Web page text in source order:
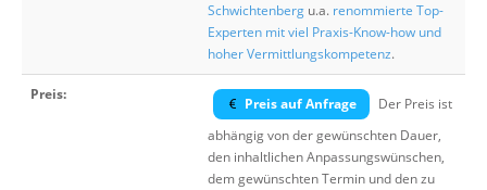
Schwichtenberg u.a. renommierte Top-
Experten mit viel Praxis-Know-how und
hoher Vermittlungskompetenz.
Preis:
Preis auf Anfrage
Der Preis ist
abhängig von der gewünschten Dauer,
den inhaltlichen Anpassungswünschen,
dem gewünschten Termin und den zu